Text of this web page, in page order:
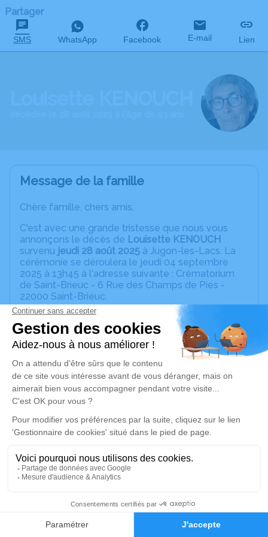
Faire-part Hommages
Partager
SMS WhatsApp Facebook E-mail Lien
Message de la famille
Chère famille, chers amis,
C'est avec une grande tristesse que nous vous
annonçons le décès de Louisette KENOUCH
survenu jeudi 28 août 2025 à Jugon-les-Lacs. La
cérémonie se déroulera le jeudi 04 septembre
2025 à 13h45 à l'adresse suivante : Crématorium
de Saint-Brieuc - 6 Rue des Champs de Pies -
22000 Saint-Brieuc.
Nous vous invitons à utiliser cet espace pour
laisser vos condoléances, partager des photos
souvenirs, une anecdote ou exprimer vos pensées
à travers des poèmes ou des textes. Cet endroit
est un lieu d'expression dédié à honorer la
mémoire de Louisette KENOUCH.
jeudi 04 septembre 2025 à 13h45
Crématorium de Saint-Brieuc
22000 Saint-Brieuc